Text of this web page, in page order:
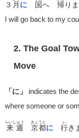
３ 月 に 国 へ 帰 り
I will go back to my
2. The Goal
Move
「に」
indicates the
where someone or
来週
らいしゅう
京都
きょうと
に 行
い
き